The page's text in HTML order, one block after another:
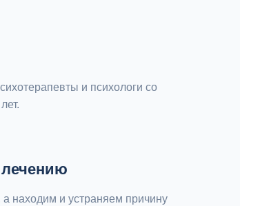
и психологи со
находим и устраняем причину